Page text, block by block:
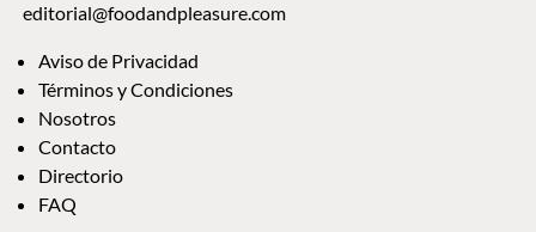
editorial@foodandpleasure.com
Aviso de Privacidad
Términos y Condiciones
Nosotros
Contacto
Directorio
FAQ